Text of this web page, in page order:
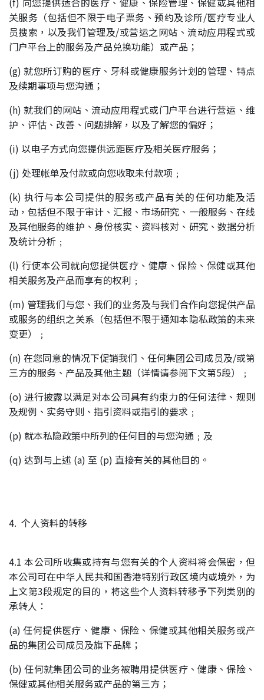
关服务（包括但不限于电子票务、预约及诊所/医疗专业人
员搜索，以及我们管理及/或营运之网站、流动应用程式或
门户平台上的服务及产品兑换功能）或产品；
(g) 就您所订购的医疗、牙科或健康服务计划的管理、特点
及续期事项与您沟通；
(h) 就我们的网站、流动应用程式或门户平台进行营运、维
护、评估、改善、问题排解，以及了解您的偏好；
(i) 以电子方式向您提供远距医疗及相关医疗服务；
(j) 处理帐单及付款或向您收取未付款项﹔
(k) 执行与本公司提供的服务或产品有关的任何功能及活
动，包括但不限于审计、汇报、市场研究、一般服务、在线
及其他服务的维护、身份核实、资料核对、研究、数据分析
及统计分析﹔
(l) 行使本公司就向您提供医疗、健康、保险、保健或其他
相关服务及产品而享有的权利﹔
(m) 管理我们与您、我们的业务及与我们合作向您提供产品
或服务的组织之关系（包括但不限于通知本隐私政策的未来
变更）﹔
(n) 在您同意的情况下促销我们、任何集团公司成员及/或第
三方的服务、产品及其他主题（详情请参阅下文第5段）﹔
(o) 进行披露以满足对本公司具有约束力的任何法律、规则
及规例、实务守则、指引资料或指引的要求﹔
(p) 就本私隐政策中所列的任何目的与您沟通﹔及
(q) 达到与上述 (a) 至 (p) 直接有关的其他目的。
4. 个人资料的转移
4.1 本公司所收集或持有与您有关的个人资料将会保密，但
本公司可在中华人民共和国香港特别行政区境内或境外，为
上文第3段规定的目的，将这些个人资料转移予下列类别的
承转人：
(a) 任何提供医疗、健康、保险、保健或其他相关服务或产
品的集团公司成员及旗下品牌；
(b) 任何就集团公司的业务被聘用提供医疗、健康、保险、
保健或其他相关服务或产品的第三方；